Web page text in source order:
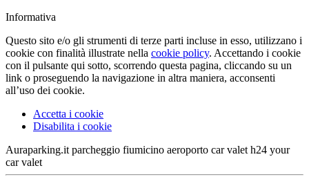
Informativa
Questo sito e/o gli strumenti di terze parti incluse in esso, utilizzano i
cookie con finalità illustrate nella cookie policy. Accettando i cookie
con il pulsante qui sotto, scorrendo questa pagina, cliccando su un
link o proseguendo la navigazione in altra maniera, acconsenti
all’uso dei cookie.
Accetta i cookie
Disabilita i cookie
Auraparking.it parcheggio fiumicino aeroporto car valet h24 your
car valet